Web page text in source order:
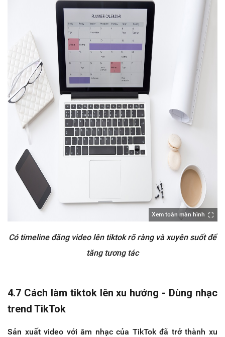
Xem toàn màn hình
Có timeline đăng video lên tiktok rõ ràng và xuyên suốt để
tăng tương tác
4.7 Cách làm tiktok lên xu hướng - Dùng nhạc
trend TikTok
Sản xuất video với âm nhạc của TikTok đã trở thành xu